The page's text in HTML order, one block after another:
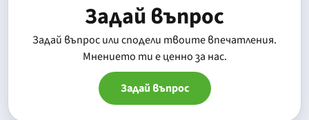
Задай въпрос
Задай въпрос или сподели твоите впечатления.
Mнението ти е ценно за нас.
Задай въпрос